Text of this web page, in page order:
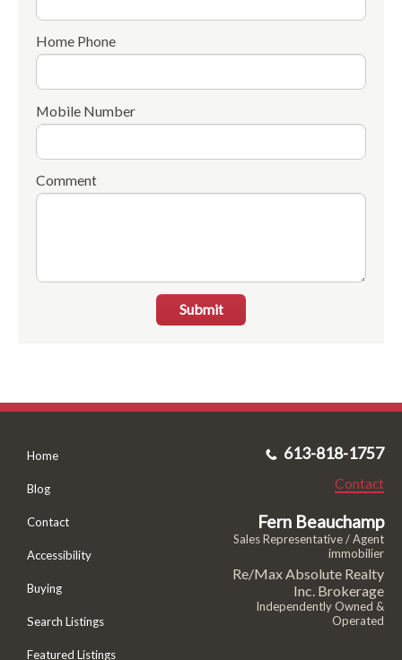
Home Phone
Mobile Number
Comment
Submit
Home
Blog
Contact
Accessibility
Buying
Search Listings
Featured Listings
613-818-1757
Contact
Fern Beauchamp
Sales Representative / Agent
immobilier
Re/Max Absolute Realty
Inc. Brokerage
Independently Owned &
Operated